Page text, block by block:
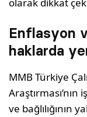
Enflasyon
haklarda
MMB Türkiye
ve bağlılığının